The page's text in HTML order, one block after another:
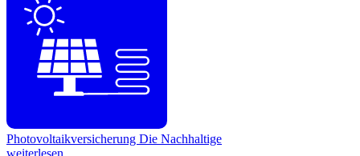
Photovoltaikversicherung Die Nachhaltige
weiterlesen